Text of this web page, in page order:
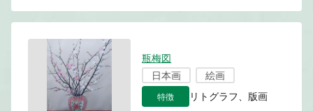
瓶梅図
日本画
絵画
特徴 リトグラフ、版画